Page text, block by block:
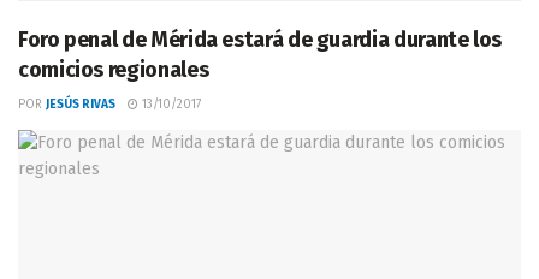
Foro penal de Mérida estará de guardia durante los
comicios regionales
POR JESÚS RIVAS 13/10/2017